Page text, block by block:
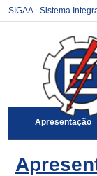
SIGAA - Sistema
Apresentação